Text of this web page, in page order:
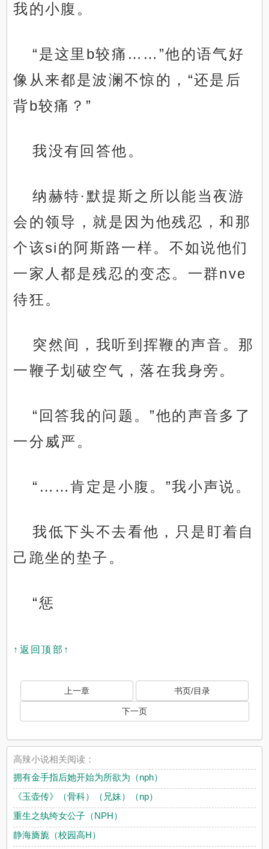
我的小腹。
“是这里b较痛……”他的语气好
像从来都是波澜不惊的，“还是后
背b较痛？”
我没有回答他。
纳赫特·默提斯之所以能当夜游
会的领导，就是因为他残忍，和那
个该si的阿斯路一样。不如说他们
一家人都是残忍的变态。一群nve
待狂。
突然间，我听到挥鞭的声音。那
一鞭子划破空气，落在我身旁。
“回答我的问题。”他的声音多了
一分威严。
“……肯定是小腹。”我小声说。
我低下头不去看他，只是盯着自
己跪坐的垫子。
“惩
↑返回顶部↑
上一章 书页/目录
下一页
高辣小说相关阅读：
拥有金手指后她开始为所欲为（nph）
《玉壶传》（骨科）（兄妹）（np）
重生之纨绔女公子（NPH）
静海旖旎（校园高H）